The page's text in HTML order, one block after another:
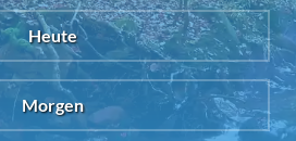
Heute
Morgen